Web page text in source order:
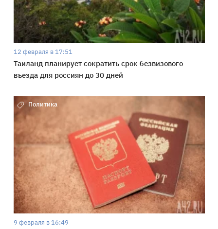
12 февраля в 17:51
Таиланд планирует сократить срок безвизового
въезда для россиян до 30 дней
Политика
9 февраля в 16:49